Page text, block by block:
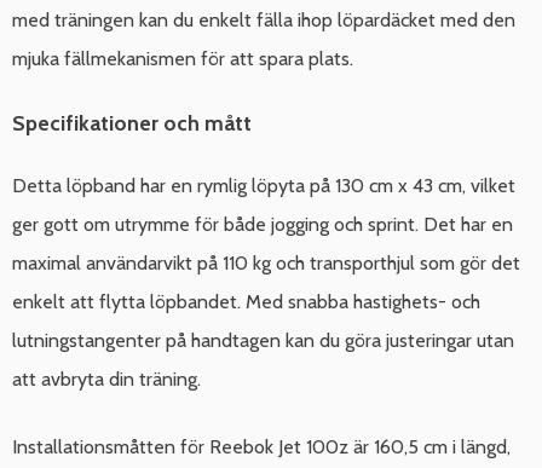
med träningen kan du enkelt fälla ihop löpardäcket med den
mjuka fällmekanismen för att spara plats.
Specifikationer och mått
Detta löpband har en rymlig löpyta på 130 cm x 43 cm, vilket
ger gott om utrymme för både jogging och sprint. Det har en
maximal användarvikt på 110 kg och transporthjul som gör det
enkelt att flytta löpbandet. Med snabba hastighets- och
lutningstangenter på handtagen kan du göra justeringar utan
att avbryta din träning.
Installationsmåtten för Reebok Jet 100z är 160,5 cm i längd,